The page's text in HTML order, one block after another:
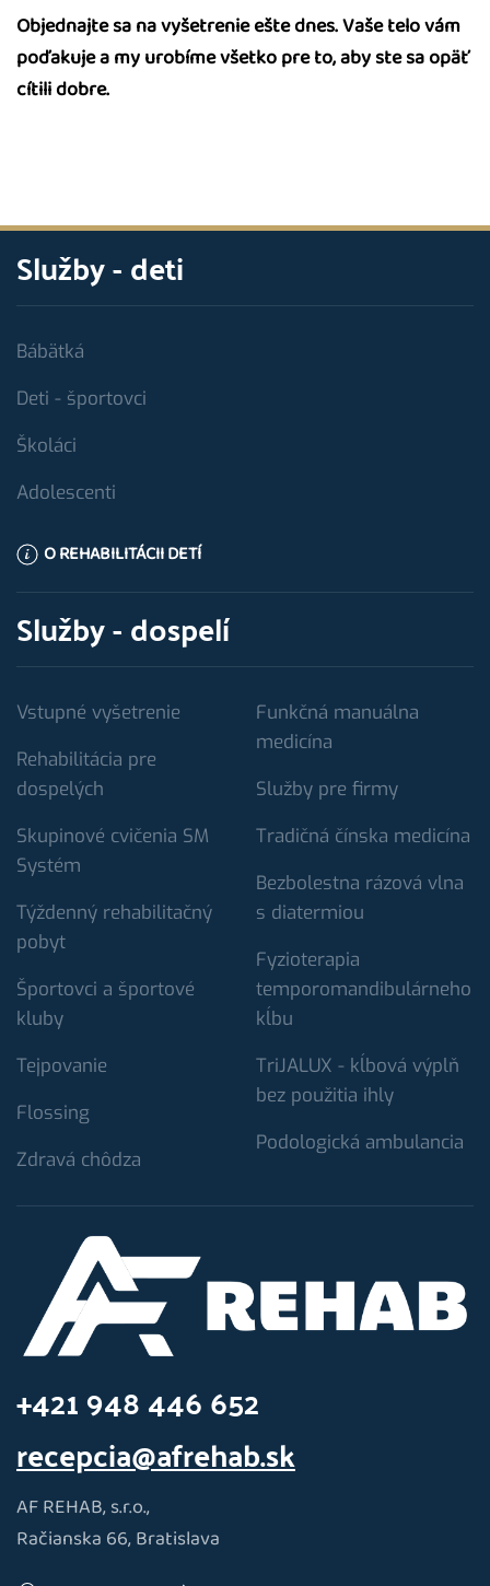
Objednajte sa na vyšetrenie ešte dnes. Vaše telo vám
poďakuje a my urobíme všetko pre to, aby ste sa opäť
cítili dobre.
Služby - deti
Bábätká
Deti - športovci
Školáci
Adolescenti
O REHABILITÁCII DETÍ
Služby - dospelí
Vstupné vyšetrenie
Rehabilitácia pre
dospelých
Skupinové cvičenia SM
Systém
Týždenný rehabilitačný
pobyt
Športovci a športové
kluby
Tejpovanie
Flossing
Zdravá chôdza
Funkčná manuálna
medicína
Služby pre firmy
Tradičná čínska medicína
Bezbolestna rázová vlna
s diatermiou
Fyzioterapia
temporomandibulárneho
kĺbu
TriJALUX - kĺbová výplň
bez použitia ihly
Podologická ambulancia
+421 948 446 652
recepcia@afrehab.sk
AF REHAB, s.r.o.,
Račianska 66, Bratislava